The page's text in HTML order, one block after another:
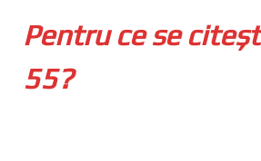
Pentru ce se
55?